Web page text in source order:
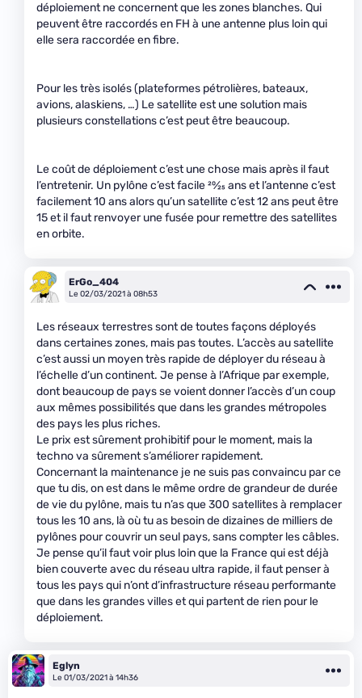
déploiement ne concernent que les zones blanches. Qui
peuvent être raccordés en FH à une antenne plus loin qui
elle sera raccordée en fibre.
Pour les très isolés (plateformes pétrolières, bateaux,
avions, alaskiens, …) Le satellite est une solution mais
plusieurs constellations c’est peut être beaucoup.
Le coût de déploiement c’est une chose mais après il faut
l’entretenir. Un pylône c’est facile20⁄25ans et l’antenne c’est
facilement 10 ans alors qu’un satellite c’est 12 ans peut être
15 et il faut renvoyer une fusée pour remettre des satellites
en orbite.
ErGo_404
Le 02/03/2021 à 08h53
Les réseaux terrestres sont de toutes façons déployés
dans certaines zones, mais pas toutes. L’accès au satellite
c’est aussi un moyen très rapide de déployer du réseau à
l’échelle d’un continent. Je pense à l’Afrique par exemple,
dont beaucoup de pays se voient donner l’accès d’un coup
aux mêmes possibilités que dans les grandes métropoles
des pays les plus riches.
Le prix est sûrement prohibitif pour le moment, mais la
techno va sûrement s’améliorer rapidement.
Concernant la maintenance je ne suis pas convaincu par ce
que tu dis, on est dans le même ordre de grandeur de durée
de vie du pylône, mais tu n’as que 300 satellites à remplacer
tous les 10 ans, là où tu as besoin de dizaines de milliers de
pylônes pour couvrir un seul pays, sans compter les câbles.
Je pense qu’il faut voir plus loin que la France qui est déjà
bien couverte avec du réseau ultra rapide, il faut penser à
tous les pays qui n’ont d’infrastructure réseau performante
que dans les grandes villes et qui partent de rien pour le
déploiement.
Eglyn
Le 01/03/2021 à 14h36